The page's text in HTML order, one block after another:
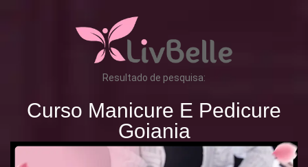
Resultado de pesquisa:
Curso Manicure E Pedicure
Goiania